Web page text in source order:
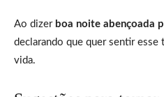
Ao dizer boa noite abençoada
declarando que quer sentir
vida.